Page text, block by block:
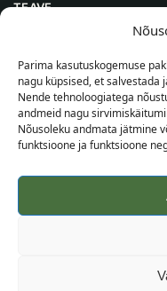
Parima kasutuskogemuse
nagu küpsised, et
Nende tehnoloogiatega
andmeid nagu
Nõusoleku andmata jätmine
funktsioone ja funktsioone
TEAVE
Kontaktid
Abi
TEAVE OSTJALE
Tarnetingimused
Tingimused
Veebikaart